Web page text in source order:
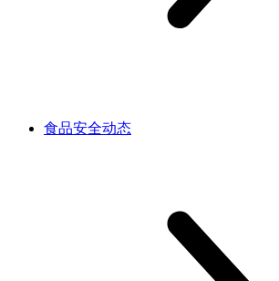
食品安全动态